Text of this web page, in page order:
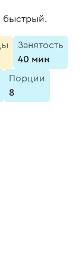
быстрый.
Занятость
40 мин
Порции
8